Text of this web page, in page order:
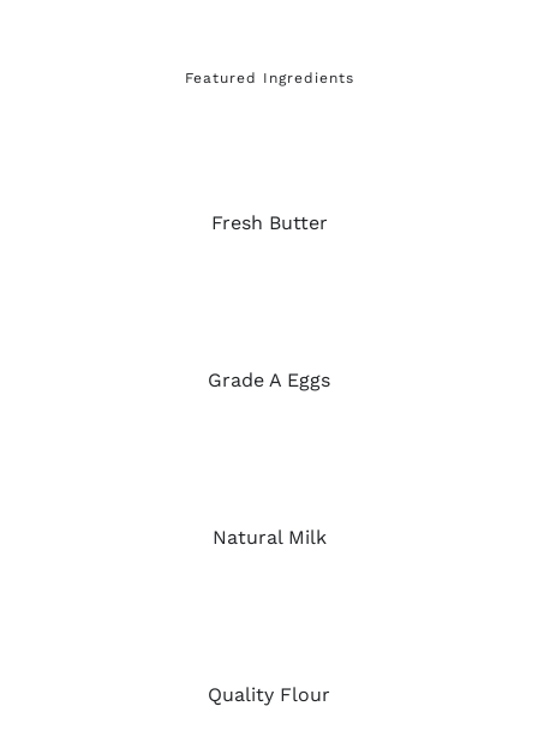
Featured Ingredients
Fresh Butter
Grade A Eggs
Natural Milk
Quality Flour